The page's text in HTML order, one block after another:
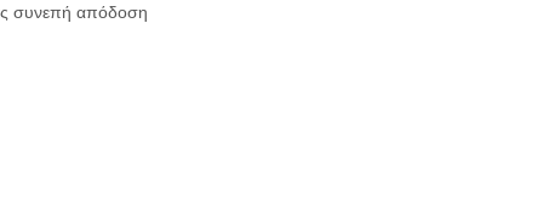
συνεπή απόδοση